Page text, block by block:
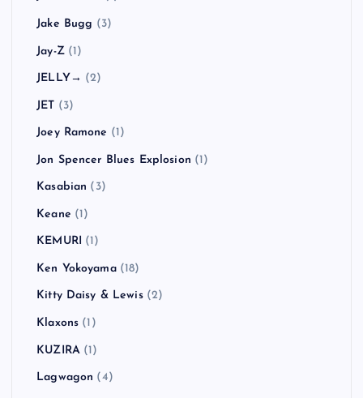
Jake Bugg (3)
Jay-Z(1)
JELLY→ (2)
JET (3)
Joey Ramone (1)
Jon Spencer Blues Explosion (1)
Kasabian (3)
Keane (1)
KEMURI (1)
Ken Yokoyama(18)
Kitty Daisy & Lewis(2)
Klaxons (1)
KUZIRA(1)
Lagwagon (4)